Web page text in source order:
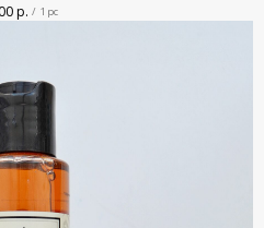
р. / 1 pc